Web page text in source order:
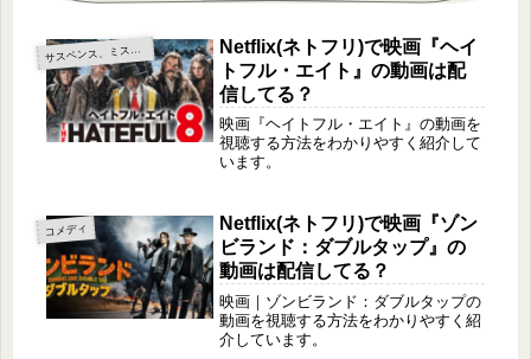
サ
スペンス、ミステリー
Netflix(ネトフリ)で映画『ヘイ
トフル・エイト』の動画は配
信してる？
映画『ヘイトフル・エイト』の動画を
視聴する方法をわかりやすく紹介して
います。
コメディ
Netflix(ネトフリ)で映画『ゾン
ビランド：ダブルタップ』の
動画は配信してる？
映画｜ゾンビランド：ダブルタップの
動画を視聴する方法をわかりやすく紹
介しています。